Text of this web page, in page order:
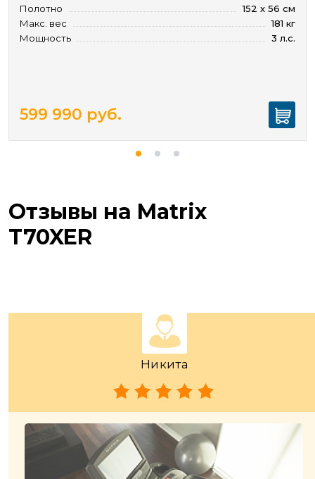
Полотно
152 х 56 см
Макс. вес
181 кг
Мощность
3 л.с.
599 990 руб.
Отзывы на Matrix
T70XER
Никита